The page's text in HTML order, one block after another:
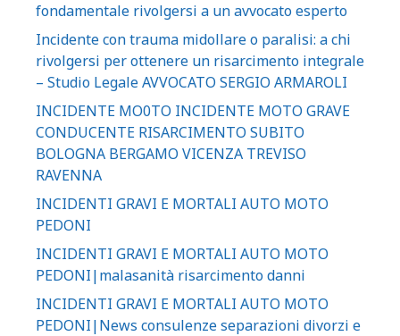
fondamentale rivolgersi a un avvocato esperto
Incidente con trauma midollare o paralisi: a chi
rivolgersi per ottenere un risarcimento integrale
– Studio Legale AVVOCATO SERGIO ARMAROLI
INCIDENTE MO0TO INCIDENTE MOTO GRAVE
CONDUCENTE RISARCIMENTO SUBITO
BOLOGNA BERGAMO VICENZA TREVISO
RAVENNA
INCIDENTI GRAVI E MORTALI AUTO MOTO
PEDONI
INCIDENTI GRAVI E MORTALI AUTO MOTO
PEDONI|malasanità risarcimento danni
INCIDENTI GRAVI E MORTALI AUTO MOTO
PEDONI|News consulenze separazioni divorzi e